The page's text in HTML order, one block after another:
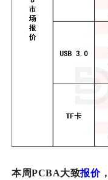
本周PCBA大致报价